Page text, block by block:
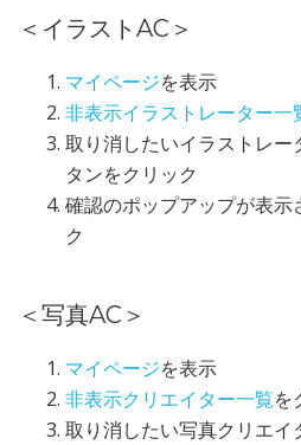
＜イラストAC＞
マイページを表示
非表示イラストレーター一
取り消したいイラストレ
タンをクリック
確認のポップアップが表
ク
＜写真AC＞
マイページを表示
非表示クリエイター一覧を
取り消したい写真クリエ